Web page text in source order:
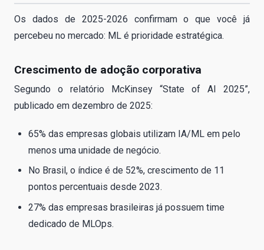
Os dados de 2025-2026 confirmam o que você já
percebeu no mercado: ML é prioridade estratégica.
Crescimento de adoção corporativa
Segundo o relatório McKinsey “State of AI 2025”,
publicado em dezembro de 2025:
65% das empresas globais utilizam IA/ML em pelo
menos uma unidade de negócio.
No Brasil, o índice é de 52%, crescimento de 11
pontos percentuais desde 2023.
27% das empresas brasileiras já possuem time
dedicado de MLOps.